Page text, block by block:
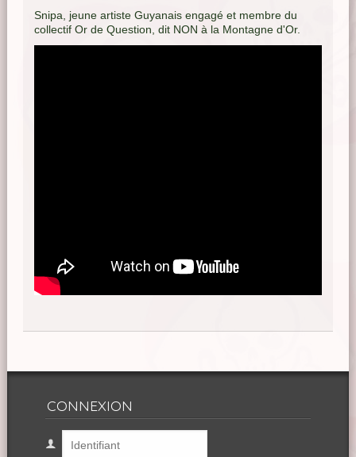
Snipa, jeune artiste Guyanais engagé et membre du
collectif Or de Question, dit NON à la Montagne d'Or.
CONNEXION